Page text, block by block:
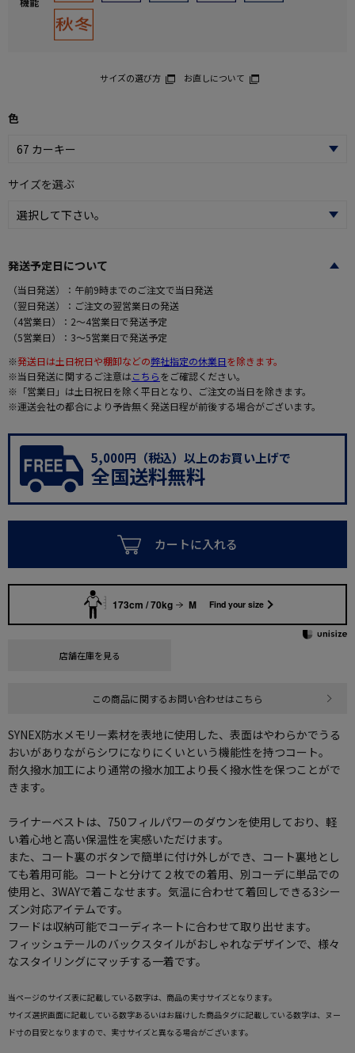
サイズの選び方 お直しについて
色
サイズを選ぶ
発送予定日について
（当日発送）：午前9時までのご注文で当日発送
（翌日発送）：ご注文の翌営業日の発送
（4営業日）：2～4営業日で発送予定
（5営業日）：3～5営業日で発送予定
※発送日は土日祝日や棚卸などの弊社指定の休業日を除きます。
※当日発送に関するご注意はこちらをご確認ください。
※「営業日」は土日祝日を除く平日となり、ご注文の当日を除きます。
※運送会社の都合により予告無く発送日程が前後する場合がございます。
5,000円（税込）以上のお買い上げで
全国送料無料
カートに入れる
173cm / 70kg M Find your size
店舗在庫を見る
この商品に関するお問い合わせはこちら
SYNEX防水メモリー素材を表地に使用した、表面はやわらかでうる
おいがありながらシワになりにくいという機能性を持つコート。
耐久撥水加工により通常の撥水加工より長く撥水性を保つことがで
きます。
ライナーベストは、750フィルパワーのダウンを使用しており、軽
い着心地と高い保温性を実感いただけます。
また、コート裏のボタンで簡単に付け外しができ、コート裏地とし
ても着用可能。コートと分けて２枚での着用、別コーデに単品での
使用と、3WAYで着こなせます。気温に合わせて着回しできる3シー
ズン対応アイテムです。
フードは収納可能でコーディネートに合わせて取り出せます。
フィッシュテールのバックスタイルがおしゃれなデザインで、様々
なスタイリングにマッチする一着です。
当ページのサイズ表に記載している数字は、商品の実寸サイズとなります。
サイズ選択画面に記載している数字あるいはお届けした商品タグに記載している数字は、ヌー
ド寸の目安となりますので、実寸サイズと異なる場合がございます。